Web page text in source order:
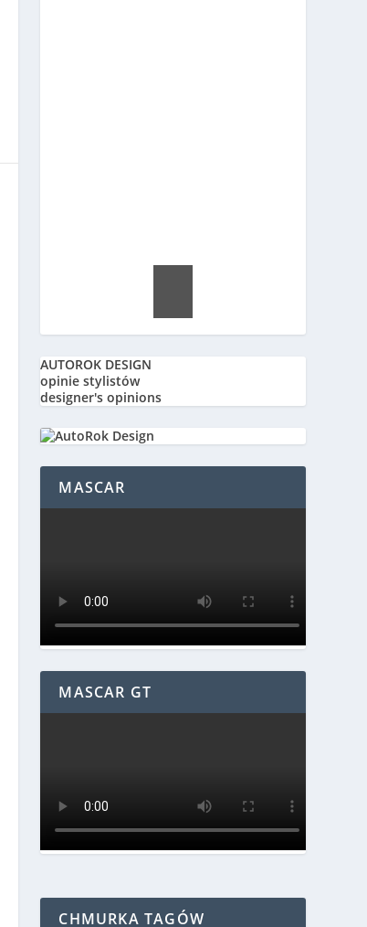
AUTOROK DESIGN
opinie stylistów
designer's opinions
MASCAR
MASCAR GT
CHMURKA TAGÓW